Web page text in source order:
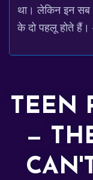
था। लेकिन इन सब
के दो पहलू होते
TEEN
—